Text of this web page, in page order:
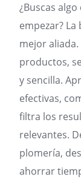
¿Buscas
empezar?
mejor
productos,
y sencilla.
efectivas,
filtra los
relevantes.
plomería,
ahorrar